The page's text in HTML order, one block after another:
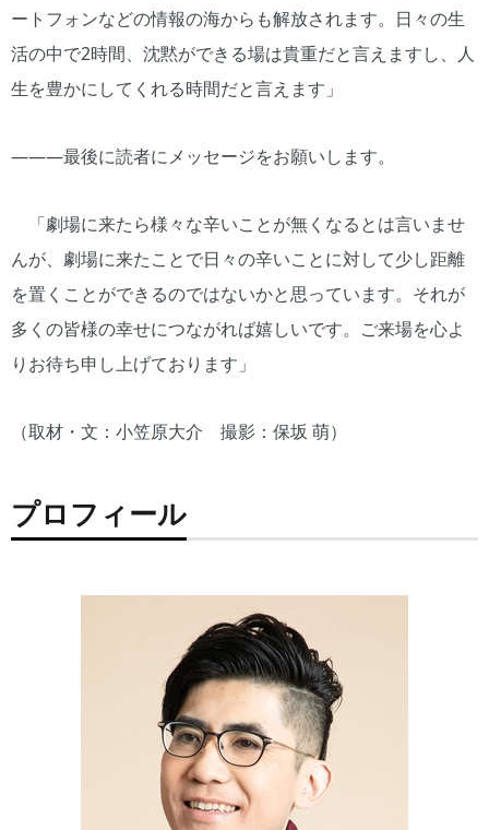
ートフォンなどの情報の海からも解放されます。日々の生
活の中で2時間、沈黙ができる場は貴重だと言えますし、人
生を豊かにしてくれる時間だと言えます」
―――最後に読者にメッセージをお願いします。
「劇場に来たら様々な辛いことが無くなるとは言いませ
んが、劇場に来たことで日々の辛いことに対して少し距離
を置くことができるのではないかと思っています。それが
多くの皆様の幸せにつながれば嬉しいです。ご来場を心よ
りお待ち申し上げております」
（取材・文：小笠原大介 撮影：保坂 萌）
プロフィール